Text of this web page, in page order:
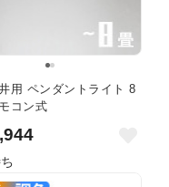
用 ペンダントライト 8
コン式